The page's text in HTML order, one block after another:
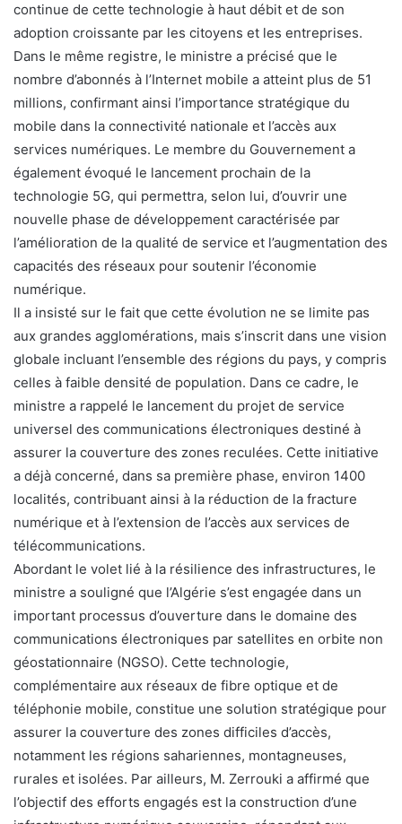
continue de cette technologie à haut débit et de son
adoption croissante par les citoyens et les entreprises.
Dans le même registre, le ministre a précisé que le
nombre d’abonnés à l’Internet mobile a atteint plus de 51
millions, confirmant ainsi l’importance stratégique du
mobile dans la connectivité nationale et l’accès aux
services numériques. Le membre du Gouvernement a
également évoqué le lancement prochain de la
technologie 5G, qui permettra, selon lui, d’ouvrir une
nouvelle phase de développement caractérisée par
l’amélioration de la qualité de service et l’augmentation des
capacités des réseaux pour soutenir l’économie
numérique.
Il a insisté sur le fait que cette évolution ne se limite pas
aux grandes agglomérations, mais s’inscrit dans une vision
globale incluant l’ensemble des régions du pays, y compris
celles à faible densité de population. Dans ce cadre, le
ministre a rappelé le lancement du projet de service
universel des communications électroniques destiné à
assurer la couverture des zones reculées. Cette initiative
a déjà concerné, dans sa première phase, environ 1400
localités, contribuant ainsi à la réduction de la fracture
numérique et à l’extension de l’accès aux services de
télécommunications.
Abordant le volet lié à la résilience des infrastructures, le
ministre a souligné que l’Algérie s’est engagée dans un
important processus d’ouverture dans le domaine des
communications électroniques par satellites en orbite non
géostationnaire (NGSO). Cette technologie,
complémentaire aux réseaux de fibre optique et de
téléphonie mobile, constitue une solution stratégique pour
assurer la couverture des zones difficiles d’accès,
notamment les régions sahariennes, montagneuses,
rurales et isolées. Par ailleurs, M. Zerrouki a affirmé que
l’objectif des efforts engagés est la construction d’une